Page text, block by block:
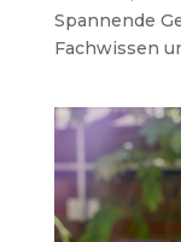
Spannende
Fachwissen